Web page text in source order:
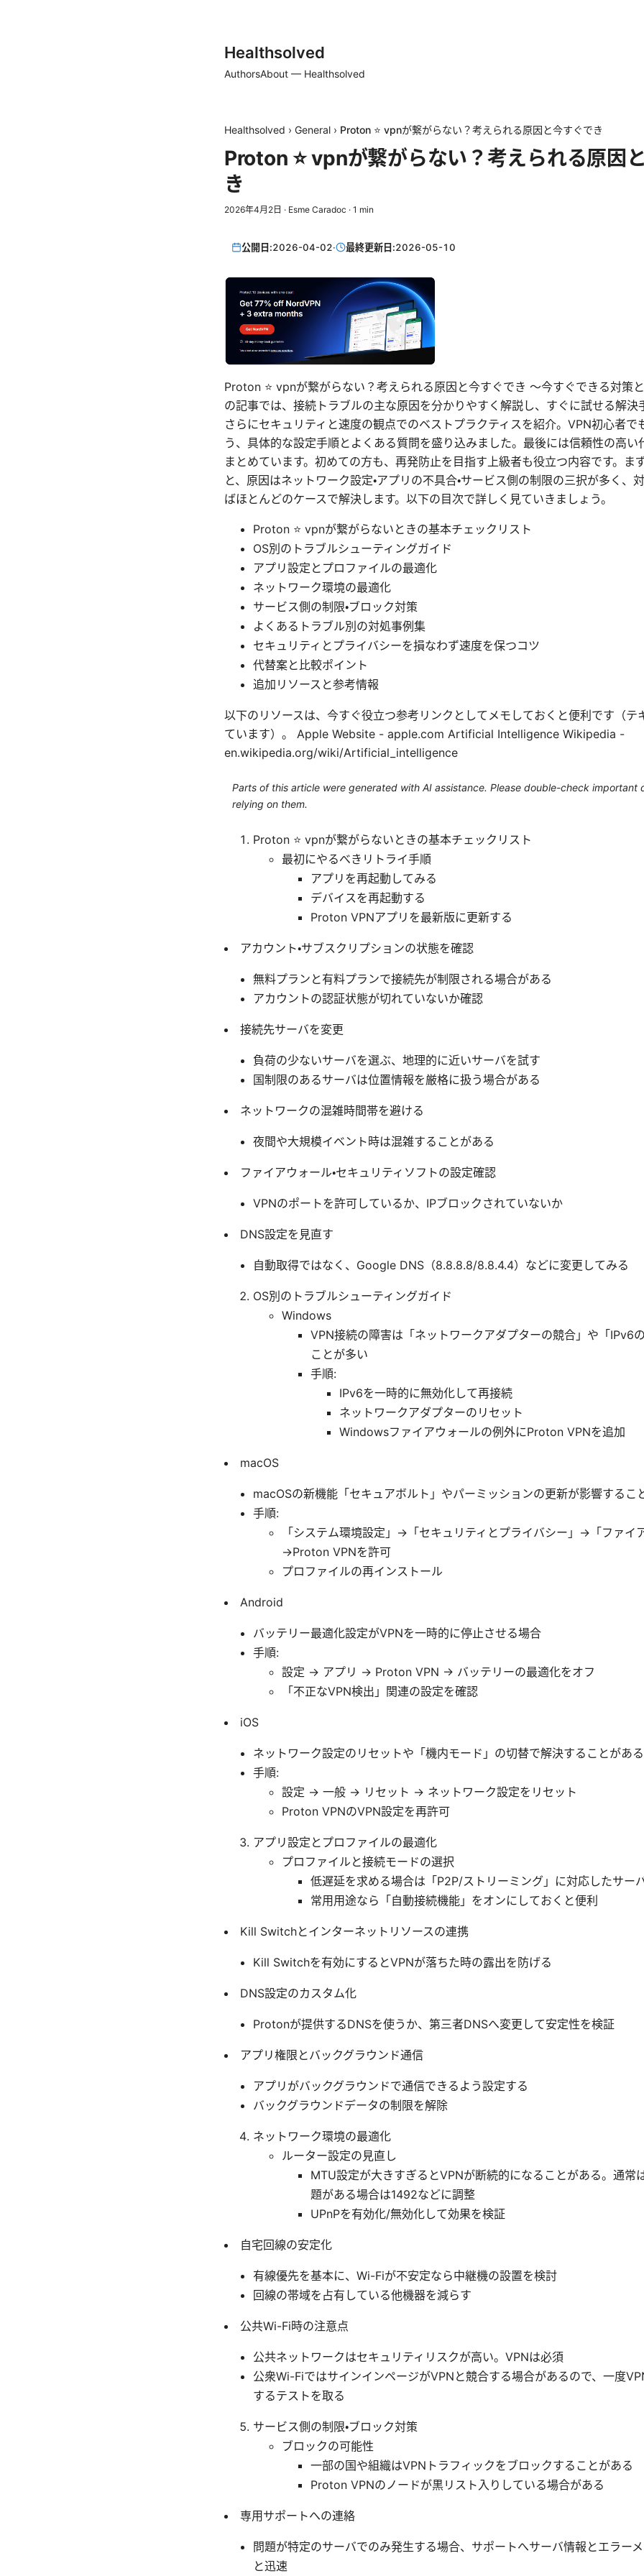
Healthsolved
AuthorsAbout — Healthsolved
Healthsolved › General › Proton ⭐ vpnが繋がらない？考えられる原因と今すぐでき
Proton ⭐ vpnが繋がらない？考えられる原因
き
2026年4月2日 · Esme Caradoc · 1 min
公開日:2026-04-02· 最終更新日:2026-05-10
Proton ⭐ vpnが繋がらない？考えられる原因と今すぐでき 〜今すぐできる対策
の記事では、接続トラブルの主な原因を分かりやすく解説し、すぐに試せる解決
さらにセキュリティと速度の観点でのベストプラクティスを紹介。VPN初心者で
う、具体的な設定手順とよくある質問を盛り込みました。最後には信頼性の高い
まとめています。初めての方も、再発防止を目指す上級者も役立つ内容です。ま
と、原因はネットワーク設定・アプリの不具合・サービス側の制限の三択が多く、
ばほとんどのケースで解決します。以下の目次で詳しく見ていきましょう。
Proton ⭐ vpnが繋がらないときの基本チェックリスト
OS別のトラブルシューティングガイド
アプリ設定とプロファイルの最適化
ネットワーク環境の最適化
サービス側の制限・ブロック対策
よくあるトラブル別の対処事例集
セキュリティとプライバシーを損なわず速度を保つコツ
代替案と比較ポイント
追加リソースと参考情報
以下のリソースは、今すぐ役立つ参考リンクとしてメモしておくと便利です（テ
ています）。 Apple Website - apple.com Artificial Intelligence Wikipedia -
en.wikipedia.org/wiki/Artificial_intelligence
Parts of this article were generated with AI assistance. Please double-check important
relying on them.
Proton ⭐ vpnが繋がらないときの基本チェックリスト
最初にやるべきリトライ手順
アプリを再起動してみる
デバイスを再起動する
Proton VPNアプリを最新版に更新する
アカウント・サブスクリプションの状態を確認
無料プランと有料プランで接続先が制限される場合がある
アカウントの認証状態が切れていないか確認
接続先サーバを変更
負荷の少ないサーバを選ぶ、地理的に近いサーバを試す
国制限のあるサーバは位置情報を厳格に扱う場合がある
ネットワークの混雑時間帯を避ける
夜間や大規模イベント時は混雑することがある
ファイアウォール・セキュリティソフトの設定確認
VPNのポートを許可しているか、IPブロックされていないか
DNS設定を見直す
自動取得ではなく、Google DNS（8.8.8.8/8.8.4.4）などに変更してみる
OS別のトラブルシューティングガイド
Windows
VPN接続の障害は「ネットワークアダプターの競合」や「IPv6
ことが多い
手順:
IPv6を一時的に無効化して再接続
ネットワークアダプターのリセット
Windowsファイアウォールの例外にProton VPNを追加
macOS
macOSの新機能「セキュアボルト」やパーミッションの更新が影響するこ
手順:
「システム環境設定」→「セキュリティとプライバシー」→「ファイ
→Proton VPNを許可
プロファイルの再インストール
Android
バッテリー最適化設定がVPNを一時的に停止させる場合
手順:
設定 → アプリ → Proton VPN → バッテリーの最適化をオフ
「不正なVPN検出」関連の設定を確認
iOS
ネットワーク設定のリセットや「機内モード」の切替で解決することがある
手順:
設定 → 一般 → リセット → ネットワーク設定をリセット
Proton VPNのVPN設定を再許可
アプリ設定とプロファイルの最適化
プロファイルと接続モードの選択
低遅延を求める場合は「P2P/ストリーミング」に対応したサー
常用用途なら「自動接続機能」をオンにしておくと便利
Kill Switchとインターネットリソースの連携
Kill Switchを有効にするとVPNが落ちた時の露出を防げる
DNS設定のカスタム化
Protonが提供するDNSを使うか、第三者DNSへ変更して安定性を検証
アプリ権限とバックグラウンド通信
アプリがバックグラウンドで通信できるよう設定する
バックグラウンドデータの制限を解除
ネットワーク環境の最適化
ルーター設定の見直し
MTU設定が大きすぎるとVPNが断続的になることがある。通常
題がある場合は1492などに調整
UPnPを有効化/無効化して効果を検証
自宅回線の安定化
有線優先を基本に、Wi-Fiが不安定なら中継機の設置を検討
回線の帯域を占有している他機器を減らす
公共Wi-Fi時の注意点
公共ネットワークはセキュリティリスクが高い。VPNは必須
公衆Wi-FiではサインインページがVPNと競合する場合があるので、一度
するテストを取る
サービス側の制限・ブロック対策
ブロックの可能性
一部の国や組織はVPNトラフィックをブロックすることがある
Proton VPNのノードが黒リスト入りしている場合がある
専用サポートへの連絡
問題が特定のサーバでのみ発生する場合、サポートへサーバ情報とエラー
と迅速